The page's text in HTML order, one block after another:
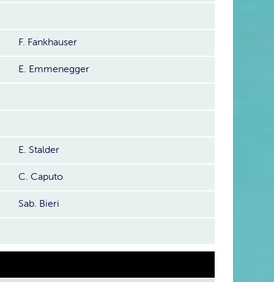
F. Fankhauser
E. Emmenegger
E. Stalder
C. Caputo
Sab. Bieri